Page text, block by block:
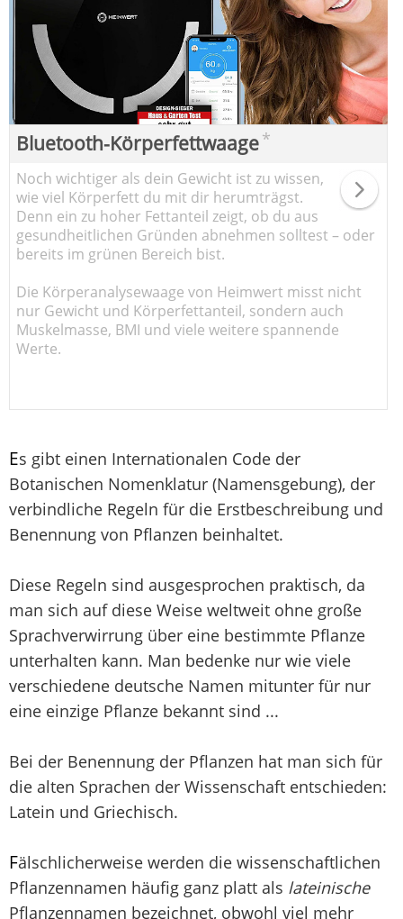
Bluetooth-Körperfettwaage*
Noch wichtiger als dein Gewicht ist zu wissen,
wie viel Körperfett du mit dir herumträgst.
Denn ein zu hoher Fettanteil zeigt, ob du aus
gesundheitlichen Gründen abnehmen solltest – oder
bereits im grünen Bereich bist.
Die Körperanalysewaage von Heimwert misst nicht
nur Gewicht und Körperfettanteil, sondern auch
Muskelmasse, BMI und viele weitere spannende
Werte.
Es gibt einen Internationalen Code der
Botanischen Nomenklatur (Namensgebung), der
verbindliche Regeln für die Erstbeschreibung und
Benennung von Pflanzen beinhaltet.
Diese Regeln sind ausgesprochen praktisch, da
man sich auf diese Weise weltweit ohne große
Sprachverwirrung über eine bestimmte Pflanze
unterhalten kann. Man bedenke nur wie viele
verschiedene deutsche Namen mitunter für nur
eine einzige Pflanze bekannt sind ...
Bei der Benennung der Pflanzen hat man sich für
die alten Sprachen der Wissenschaft entschieden:
Latein und Griechisch.
Fälschlicherweise werden die wissenschaftlichen
Pflanzennamen häufig ganz platt als lateinische
Pflanzennamen bezeichnet, obwohl viel mehr